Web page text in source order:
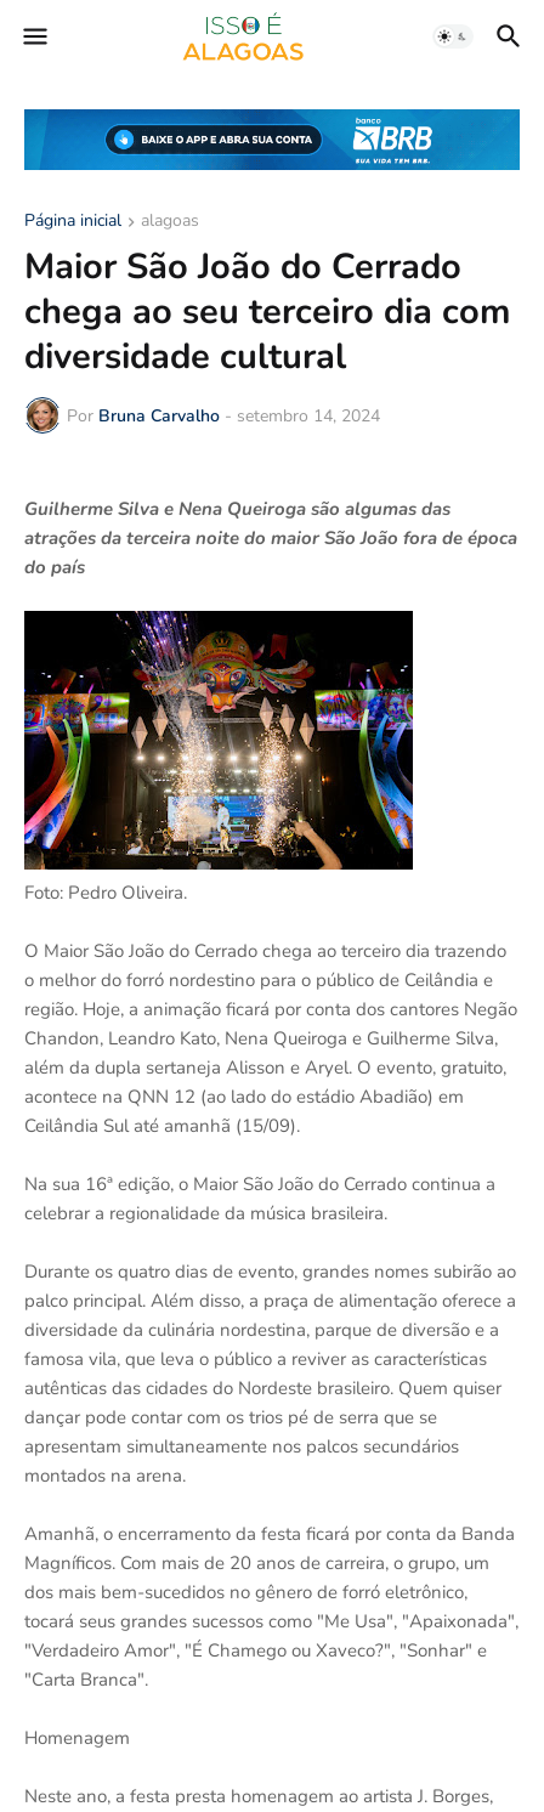
Página inicial alagoas
Maior São João do Cerrado
chega ao seu terceiro dia com
diversidade cultural
Por Bruna Carvalho - setembro 14, 2024
Guilherme Silva e Nena Queiroga são algumas das
atrações da terceira noite do maior São João fora de época
do país
Foto: Pedro Oliveira.
O Maior São João do Cerrado chega ao terceiro dia trazendo
o melhor do forró nordestino para o público de Ceilândia e
região. Hoje, a animação ficará por conta dos cantores Negão
Chandon, Leandro Kato, Nena Queiroga e Guilherme Silva,
além da dupla sertaneja Alisson e Aryel. O evento, gratuito,
acontece na QNN 12 (ao lado do estádio Abadião) em
Ceilândia Sul até amanhã (15/09).
Na sua 16ª edição, o Maior São João do Cerrado continua a
celebrar a regionalidade da música brasileira.
Durante os quatro dias de evento, grandes nomes subirão ao
palco principal. Além disso, a praça de alimentação oferece a
diversidade da culinária nordestina, parque de diversão e a
famosa vila, que leva o público a reviver as características
autênticas das cidades do Nordeste brasileiro. Quem quiser
dançar pode contar com os trios pé de serra que se
apresentam simultaneamente nos palcos secundários
montados na arena.
Amanhã, o encerramento da festa ficará por conta da Banda
Magníficos. Com mais de 20 anos de carreira, o grupo, um
dos mais bem-sucedidos no gênero de forró eletrônico,
tocará seus grandes sucessos como "Me Usa", "Apaixonada",
"Verdadeiro Amor", "É Chamego ou Xaveco?", "Sonhar" e
"Carta Branca".
Homenagem
Neste ano, a festa presta homenagem ao artista J. Borges,